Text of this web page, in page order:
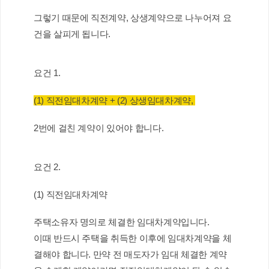
그렇기 때문에 직전계약, 상생계약으로 나누어져 요
건을 살피게 됩니다.
요건 1.
(1) 직전임대차계약 + (2) 상생임대차계약,
2번에 걸친 계약이 있어야 합니다.
요건 2.
(1) 직전임대차계약
주택소유자 명의로 체결한 임대차계약입니다.
이때 반드시 주택을 취득한 이후에 임대차계약을 체
결해야 합니다. 만약 전 매도자가 임대 체결한 계약